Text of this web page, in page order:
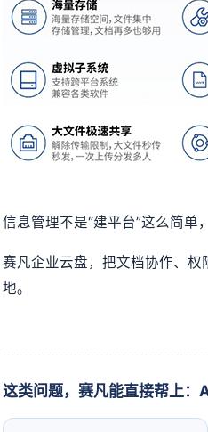
信息管理不是“建平台”这么简单
赛凡企业云盘，把文档协作、权
地。
这类问题，赛凡能直接帮上：